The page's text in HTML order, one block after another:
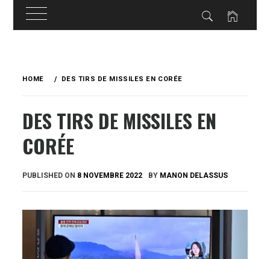
HOME DES TIRS DE MISSILES EN CORÉE
DES TIRS DE MISSILES EN
CORÉE
PUBLISHED ON 8 NOVEMBRE 2022 BY MANON DELASSUS